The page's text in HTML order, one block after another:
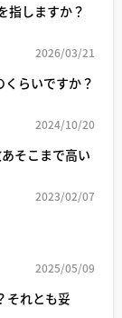
指しますか？
2026/03/21
らいですか？
2024/10/20
そこまで高い
2023/02/07
2025/05/09
それとも妥